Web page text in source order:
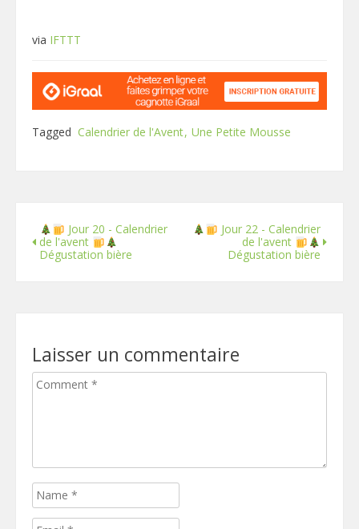
via IFTTT
Tagged Calendrier de l'Avent Une Petite Mousse
Jour 20 - Calendrier
de l'avent
Dégustation bière
Jour 22 - Calendrier
de l'avent
Dégustation bière
Laisser un commentaire